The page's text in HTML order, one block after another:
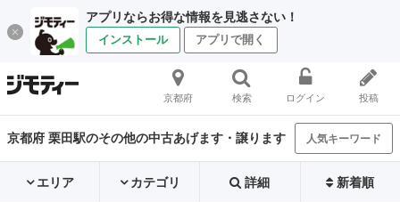
アプリならお得な情報を見逃さない！
インストール アプリで開く
京都府 検索 ログイン 投稿
京都府 栗田駅のその他の中古あげます・譲ります 人気キーワード
エリア カテゴリ 詳細 新着順